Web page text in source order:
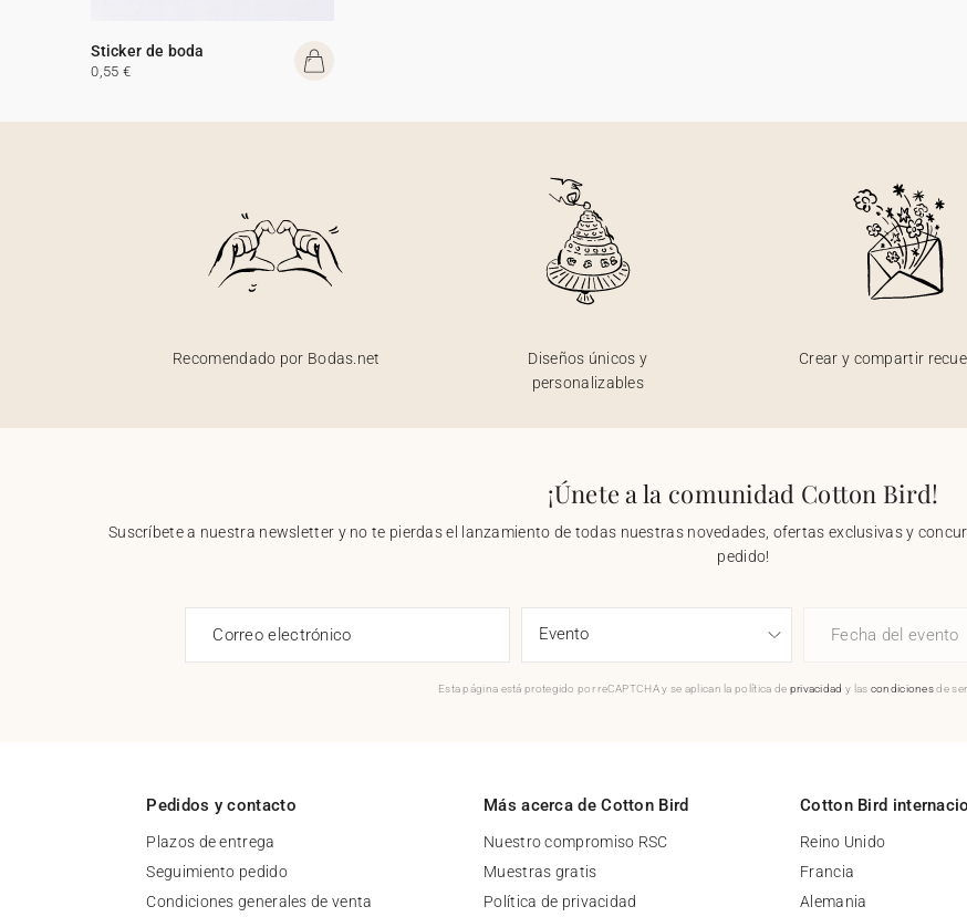
Sticker de boda
0,55 €
Recomendado por Bodas.net
Diseños únicos y
personalizables
Crear y compartir
¡Únete a la comunidad Cotton Bird!
Suscríbete a nuestra newsletter y no te pierdas el lanzamiento de todas nuestras novedades, ofertas exclusivas y
pedido!
Correo electrónico Fecha del evento
Esta página está protegido por reCAPTCHA y se aplican la política de privacidad y las condicionesde
Pedidos y contacto
Plazos de entrega
Seguimiento pedido
Condiciones generales de venta
Más acerca de Cotton Bird
Nuestro compromiso RSC
Muestras gratis
Política de privacidad
Cotton Bird
Reino Unido
Francia
Alemania